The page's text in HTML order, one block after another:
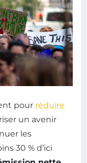
pour réduire
un avenir
les
30 % d’ici